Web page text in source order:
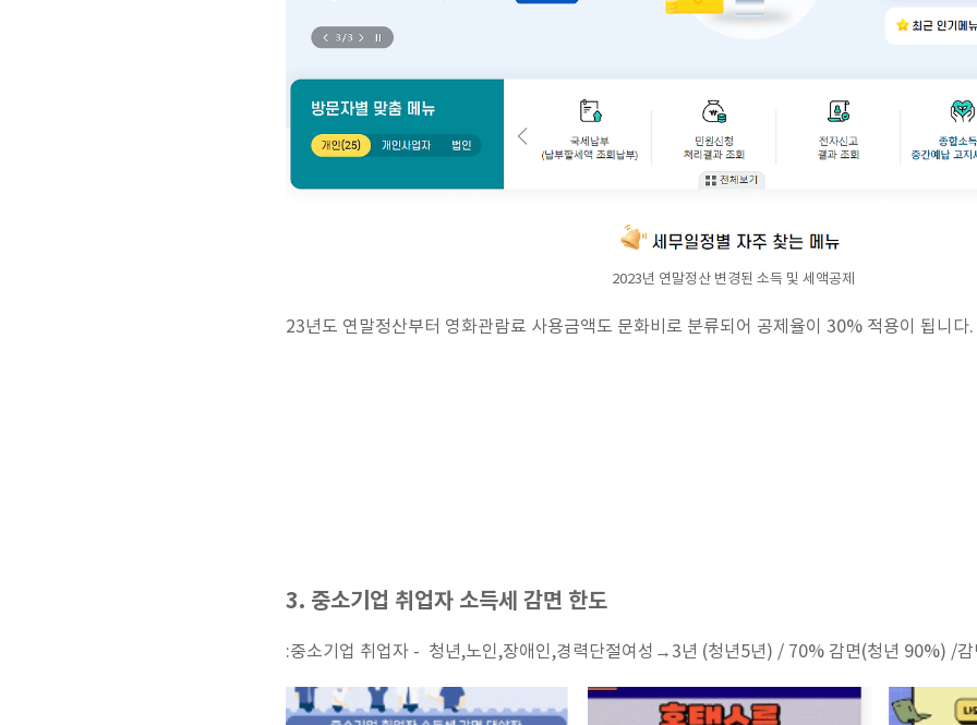
2023년 연말정산 변경된 소득 및 세액공제
23년도 연말정산부터 영화관람료 사용금액도 문화비로 분류되어 공제율이 30% 적용이 됩니다.
3. 중소기업 취업자 소득세 감면 한도
:중소기업 취업자 - 청년,노인,장애인,경력단절여성→3년 (청년5년) / 70% 감면(청년 90%) /